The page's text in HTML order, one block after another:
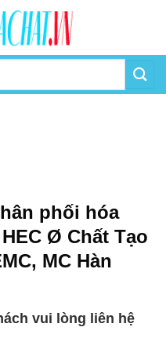
phối hóa
Ø Chất Tạo
MC Hàn
vui lòng liên hệ